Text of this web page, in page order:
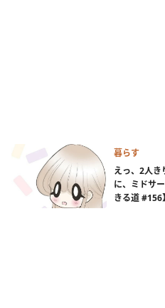
暮らす
えっ、2人
に、ミドサ
きる道 #156】